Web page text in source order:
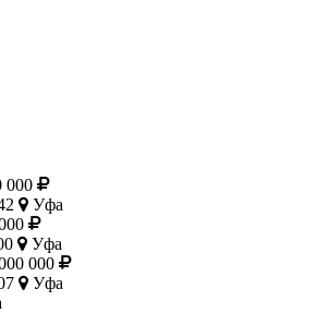
000
Уфа
Уфа
000
Уфа